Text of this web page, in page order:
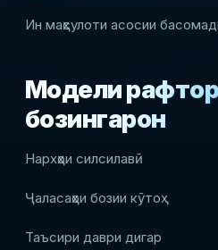
Ин маҳсулоти асосии
Модели
бозингарон
Нархҳои силсилавӣ
Ҷаласаҳои бозии кӯтоҳ
Таъсири даври дигар